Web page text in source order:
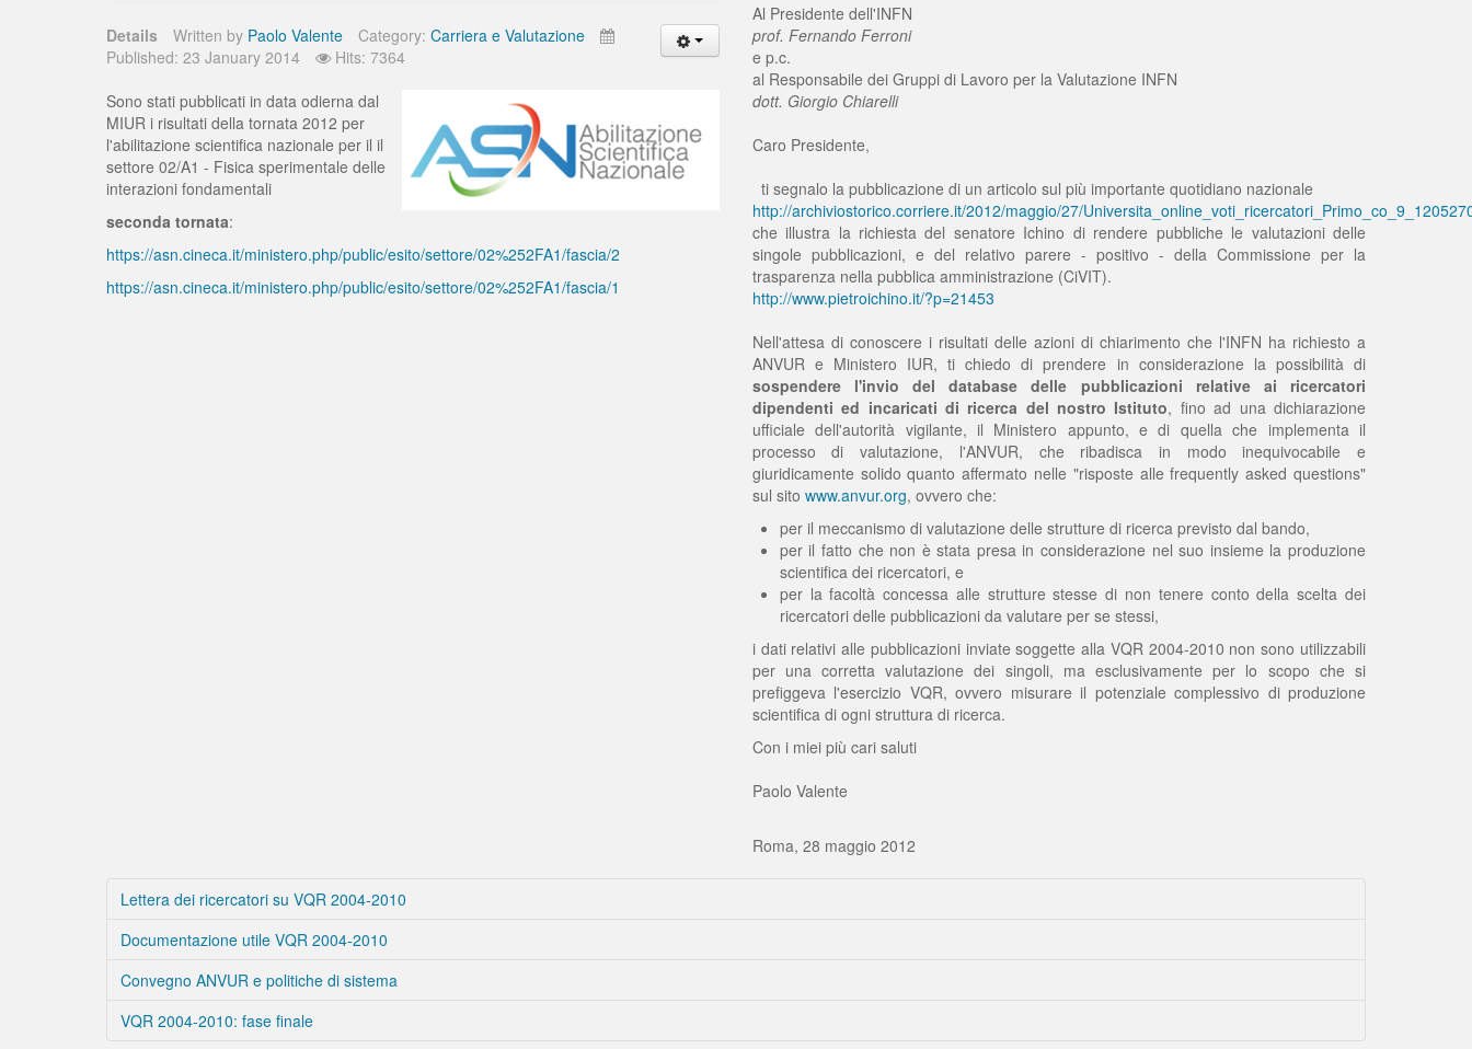
Details Written by Paolo Valente Category: Carriera e Valutazione
Published: 23 January 2014
Hits: 7364
Sono stati pubblicati in data odierna dal
MIUR i risultati della tornata 2012 per
l'abilitazione scientifica nazionale per il il
settore 02/A1 - Fisica sperimentale delle
interazioni fondamentali
seconda tornata:
https://asn.cineca.it/ministero.php/public/esito/settore/02%252FA1/fascia/2
https://asn.cineca.it/ministero.php/public/esito/settore/02%252FA1/fascia/1
Al Presidente dell'INFN
prof. Fernando Ferroni
e p.c.
al Responsabile dei Gruppi di Lavoro per la Valutazione INFN
dott. Giorgio Chiarelli
Caro Presidente,
ti segnalo la pubblicazione di un articolo sul più importante quotidiano nazionale
http://archiviostorico.corriere.it/2012/maggio/27/
che illustra la richiesta del senatore Ichino di rendere pubbliche le valutazioni delle
singole pubblicazioni, e del relativo parere - positivo - della Commissione per la
trasparenza nella pubblica amministrazione (CiVIT).
http://www.pietroichino.it/?p=21453
Nell'attesa di conoscere i risultati delle azioni di chiarimento che l'INFN ha richiesto a
ANVUR e Ministero IUR, ti chiedo di prendere in considerazione la possibilità di
sospendere l'invio del database delle pubblicazioni relative ai ricercatori
dipendenti ed incaricati di ricerca del nostro Istituto, fino ad una dichiarazione
ufficiale dell'autorità vigilante, il Ministero appunto, e di quella che implementa il
processo di valutazione, l'ANVUR, che ribadisca in modo inequivocabile e
giuridicamente solido quanto affermato nelle "risposte alle frequently asked questions"
sul sito www.anvur.org, ovvero che:
per il meccanismo di valutazione delle strutture di ricerca previsto dal bando,
per il fatto che non è stata presa in considerazione nel suo insieme la produzione
scientifica dei ricercatori, e
per la facoltà concessa alle strutture stesse di non tenere conto della scelta dei
ricercatori delle pubblicazioni da valutare per se stessi,
i dati relativi alle pubblicazioni inviate soggette alla VQR 2004-2010 non sono utilizzabili
per una corretta valutazione dei singoli, ma esclusivamente per lo scopo che si
prefiggeva l'esercizio VQR, ovvero misurare il potenziale complessivo di produzione
scientifica di ogni struttura di ricerca.
Con i miei più cari saluti
Paolo Valente
Roma, 28 maggio 2012
Lettera dei ricercatori su VQR 2004-2010
Documentazione utile VQR 2004-2010
Convegno ANVUR e politiche di sistema
VQR 2004-2010: fase finale